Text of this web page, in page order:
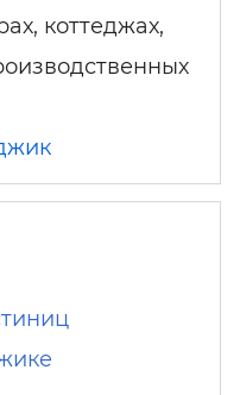
коттеджах,